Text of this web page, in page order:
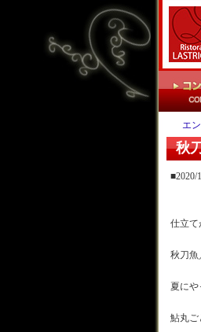
エ
秋
■2020/
仕立て
秋刀魚
夏にや
鮎丸ご